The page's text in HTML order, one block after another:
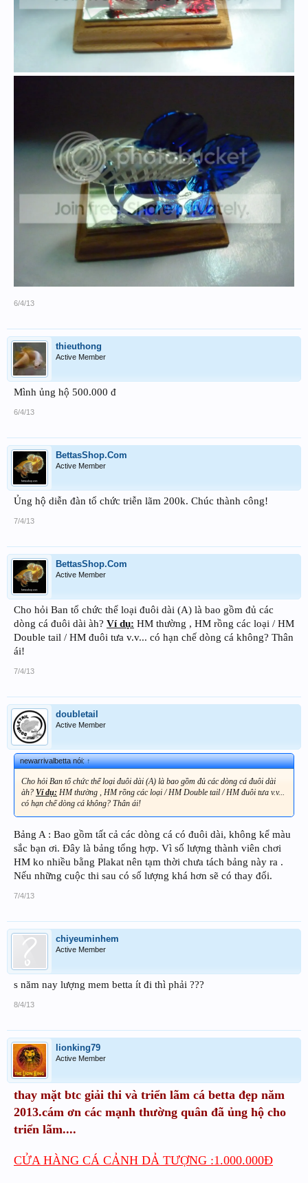
6/4/13
thieuthong
Active Member
Mình ủng hộ 500.000 đ
6/4/13
BettasShop.Com
Active Member
Ủng hộ diễn đàn tổ chức triễn lãm 200k. Chúc thành công!
7/4/13
BettasShop.Com
Active Member
Cho hỏi Ban tổ chức thể loại đuôi dài (A) là bao gồm đủ các
dòng cá đuôi dài àh? Ví dụ: HM thường , HM rồng các loại / HM
Double tail / HM đuôi tưa v.v... có hạn chế dòng cá không? Thân
ái!
7/4/13
doubletail
Active Member
newarrivalbetta nói:↑
Cho hỏi Ban tổ chức thể loại đuôi dài (A) là bao gồm đủ các dòng cá đuôi dài
àh? Ví dụ: HM thường , HM rồng các loại / HM Double tail / HM đuôi tưa v.v...
có hạn chế dòng cá không? Thân ái!
Bảng A : Bao gồm tất cả các dòng cá có đuôi dài, không kể màu
sắc bạn ơi. Đây là bảng tổng hợp. Vì số lượng thành viên chơi
HM ko nhiều bằng Plakat nên tạm thời chưa tách bảng này ra .
Nếu những cuộc thi sau có số lượng khá hơn sẽ có thay đổi.
7/4/13
chiyeuminhem
Active Member
s năm nay lượng mem betta ít đi thì phải ???
8/4/13
lionking79
Active Member
thay mặt btc giải thi và triển lãm cá betta đẹp năm
2013.cám ơn các mạnh thường quân đã ủng hộ cho
triển lãm....
CỬA HÀNG CÁ CẢNH DẢ TƯỢNG :1.000.000Đ